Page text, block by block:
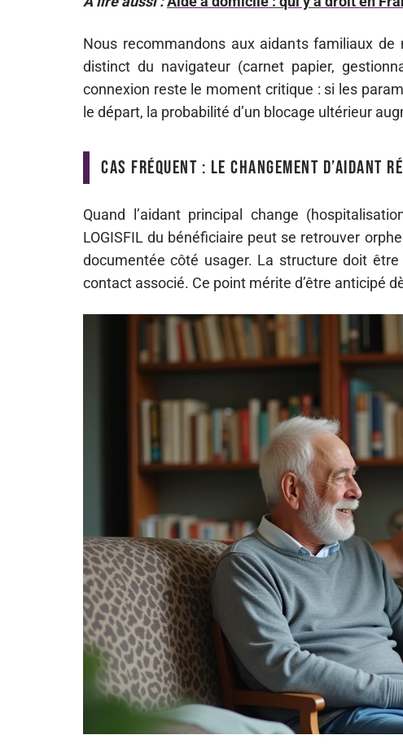
Nous recommandons aux aidants familiaux
distinct du navigateur (carnet papier,
connexion reste le moment critique : si les
le départ, la probabilité d’un blocage ultérieur
Cas fréquent : le changement d’aidant
Quand l’aidant principal change
LOGISFIL du bénéficiaire peut se retrouver
documentée côté usager. La structure doit
contact associé. Ce point mérite d’être anticipé